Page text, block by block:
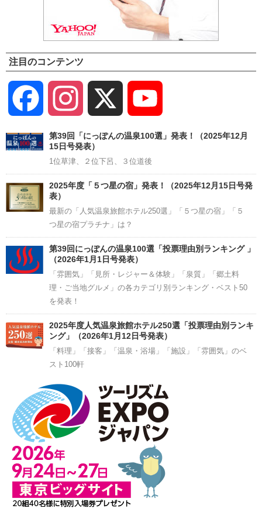
注目のコンテンツ
Facebook Instagram
Channel
第39回「にっぽんの温泉100選」発表！（2025年12月
15日号発表）
1位草津、２位下呂、３位道後
2025年度「５つ星の宿」発表！（2025年12月15日号発
表）
最新の「人気温泉旅館ホテル250選」「５つ星の宿」「５
つ星の宿プラチナ」は？
第39回にっぽんの温泉100選「投票理由別ランキング 」
（2026年1月1日号発表）
「雰囲気」「見所・レジャー＆体験」「泉質」「郷土料
理・ご当地グルメ」の各カテゴリ別ランキング・ベスト50
を発表！
2025年度人気温泉旅館ホテル250選「投票理由別ランキ
ング」（2026年1月12日号発表）
「料理」「接客」「温泉・浴場」「施設」「雰囲気」のベ
スト100軒